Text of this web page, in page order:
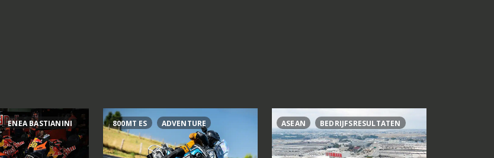
ENEA BASTIANINI 800MT ES ADVENTURE ASEAN BEDRIJFSRESULTATEN